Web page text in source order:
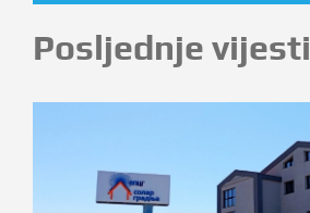
Posljednje vijesti